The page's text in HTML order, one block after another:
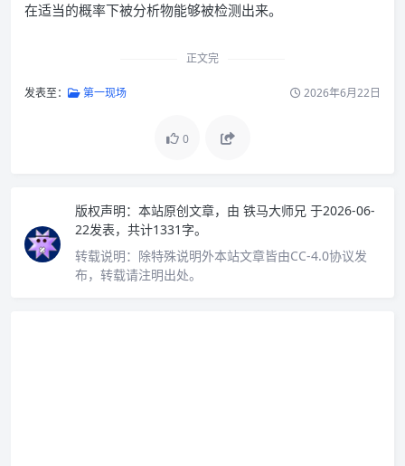
在适当的概率下被分析物能够被检测出来。
正文完
发表至： 第一现场 2026年6月22日
0
版权声明： 本站原创文章，由 铁马大师兄 于2026-06-
22发表，共计1331字。
转载说明： 除特殊说明外本站文章皆由CC-4.0协议发
布，转载请注明出处。